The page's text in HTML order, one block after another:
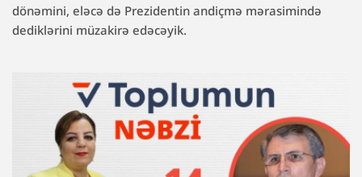
dönəmini, eləcə də Prezidentin andiçmə mərasimində
dediklərini müzakirə edəcəyik.